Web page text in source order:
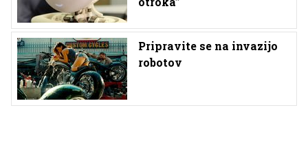
Pripravite se na invazijo
robotov